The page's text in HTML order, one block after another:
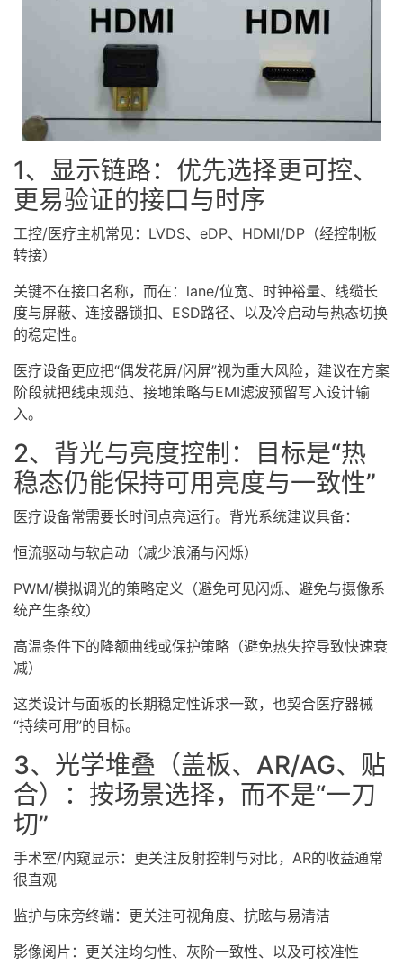
1、显示链路：优先选择更可控、
更易验证的接口与时序
工控/医疗主机常见：LVDS、eDP、HDMI/DP（经控制板
转接）
关键不在接口名称，而在：lane/位宽、时钟裕量、线缆长
度与屏蔽、连接器锁扣、ESD路径、以及冷启动与热态切换
的稳定性。
医疗设备更应把“偶发花屏/闪屏”视为重大风险，建议在方案
阶段就把线束规范、接地策略与EMI滤波预留写入设计输
入。
2、背光与亮度控制：目标是“热
稳态仍能保持可用亮度与一致性”
医疗设备常需要长时间点亮运行。背光系统建议具备：
恒流驱动与软启动（减少浪涌与闪烁）
PWM/模拟调光的策略定义（避免可见闪烁、避免与摄像系
统产生条纹）
高温条件下的降额曲线或保护策略（避免热失控导致快速衰
减）
这类设计与面板的长期稳定性诉求一致，也契合医疗器械
“持续可用”的目标。
3、光学堆叠（盖板、AR/AG、贴
合）：按场景选择，而不是“一刀
切”
手术室/内窥显示：更关注反射控制与对比，AR的收益通常
很直观
监护与床旁终端：更关注可视角度、抗眩与易清洁
影像阅片：更关注均匀性、灰阶一致性、以及可校准性